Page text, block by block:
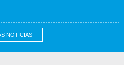
NOTICIAS